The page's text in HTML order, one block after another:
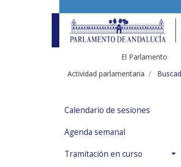
El Parlamento
Actividad parlamentaria
Calendario de sesiones
Agenda semanal
Tramitación en curso